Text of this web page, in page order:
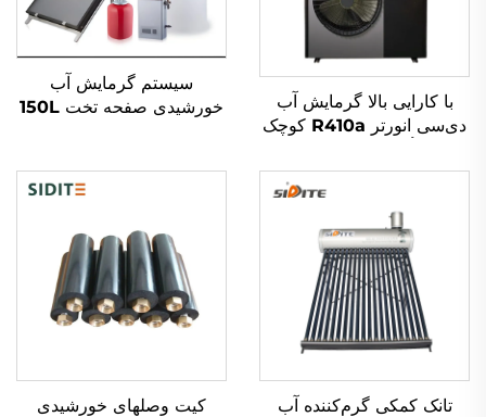
با کارایی بالا گرمایش آب
دی‌سی انورتر R410a کوچک
توان خورشیدی مناسب هتل‌ها
سیستم گرمایش آب
خورشیدی صفحه تخت 150L
تانک کمکی گرم‌کننده آب
کیت وصلهای خورشیدی